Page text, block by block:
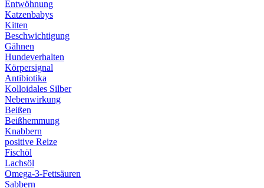
Entwöhnung
Katzenbabys
Kitten
Beschwichtigung
Gähnen
Hundeverhalten
Körpersignal
Antibiotika
Kolloidales Silber
Nebenwirkung
Beißen
Beißhemmung
Knabbern
positive Reize
Fischöl
Lachsöl
Omega-3-Fettsäuren
Sabbern